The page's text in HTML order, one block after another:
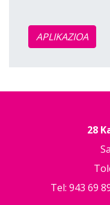
APLIKAZIOA
28
Tel: 943 69